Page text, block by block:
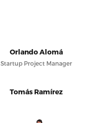
Orlando Alomá
Startup Project Manager
Tomás Ramírez